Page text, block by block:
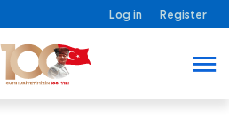
Log in Register